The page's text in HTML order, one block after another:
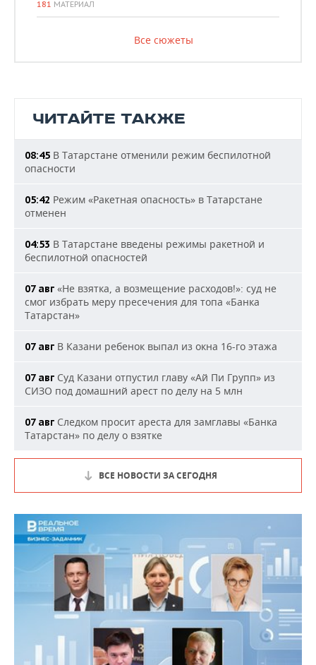
181 МАТЕРИАЛ
Все сюжеты
ЧИТАЙТЕ ТАКЖЕ
08:45 В Татарстане отменили режим беспилотной
опасности
05:42 Режим «Ракетная опасность» в Татарстане
отменен
04:53 В Татарстане введены режимы ракетной и
беспилотной опасностей
07 авг «Не взятка, а возмещение расходов!»: суд не
смог избрать меру пресечения для топа «Банка
Татарстан»
07 авг В Казани ребенок выпал из окна 16-го этажа
07 авг Суд Казани отпустил главу «Ай Пи Групп» из
СИЗО под домашний арест по делу на 5 млн
07 авг Следком просит ареста для замглавы «Банка
Татарстан» по делу о взятке
ВСЕ НОВОСТИ ЗА СЕГОДНЯ